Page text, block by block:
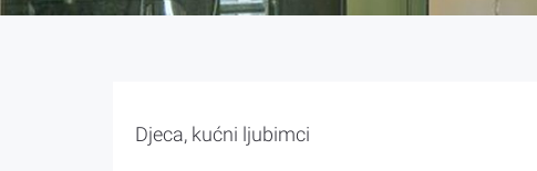
Djeca, kućni ljubimci